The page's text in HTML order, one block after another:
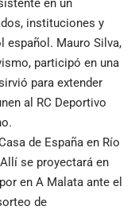
instituciones y
español. Mauro Silva,
participó en una
para extender
al RC Deportivo
de España en Río
se proyectará en
en A Malata ante el
de